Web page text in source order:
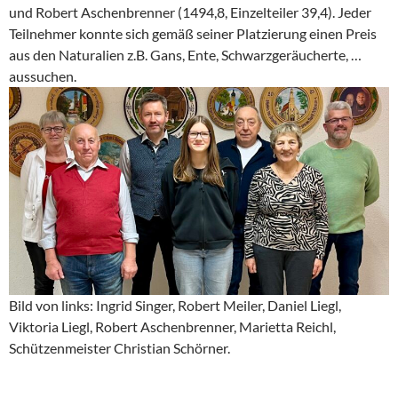
und Robert Aschenbrenner (1494,8, Einzelteiler 39,4). Jeder
Teilnehmer konnte sich gemäß seiner Platzierung einen Preis
aus den Naturalien z.B. Gans, Ente, Schwarzgeräucherte, …
aussuchen.
Bild von links: Ingrid Singer, Robert Meiler, Daniel Liegl,
Viktoria Liegl, Robert Aschenbrenner, Marietta Reichl,
Schützenmeister Christian Schörner.